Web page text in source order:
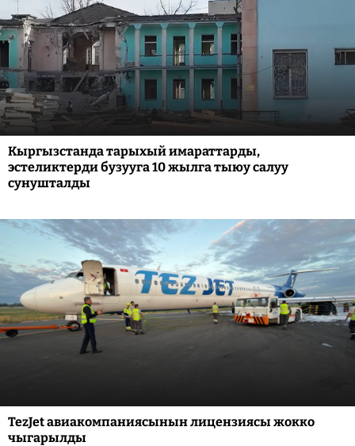
Кыргызстанда тарыхый имараттарды,
эстеликтерди бузууга 10 жылга тыюу салуу
сунушталды
TezJet авиакомпаниясынын лицензиясы жокко
чыгарылды